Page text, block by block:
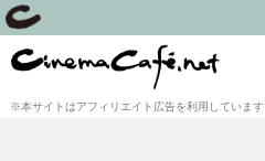
※本サイトはアフィリエイト広告を利用しています